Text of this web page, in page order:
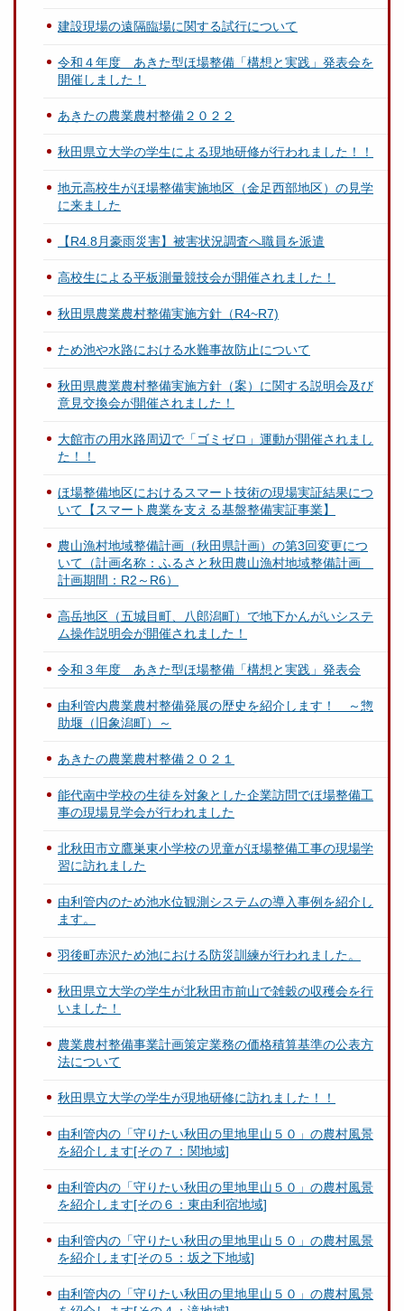
建設現場の遠隔臨場に関する試行について
令和４年度 あきた型ほ場整備「構想と実践」発表会を
開催しました！
あきたの農業農村整備２０２２
秋田県立大学の学生による現地研修が行われました！！
地元高校生がほ場整備実施地区（金足西部地区）の見学
に来ました
【R4.8月豪雨災害】被害状況調査へ職員を派遣
高校生による平板測量競技会が開催されました！
秋田県農業農村整備実施方針（R4~R7)
ため池や水路における水難事故防止について
秋田県農業農村整備実施方針（案）に関する説明会及び
意見交換会が開催されました！
大館市の用水路周辺で「ゴミゼロ」運動が開催されまし
た！！
ほ場整備地区におけるスマート技術の現場実証結果につ
いて【スマート農業を支える基盤整備実証事業】
農山漁村地域整備計画（秋田県計画）の第3回変更につ
いて（計画名称：ふるさと秋田農山漁村地域整備計画
計画期間：R2～R6）
高岳地区（五城目町、八郎潟町）で地下かんがいシステ
ム操作説明会が開催されました！
令和３年度 あきた型ほ場整備「構想と実践」発表会
由利管内農業農村整備発展の歴史を紹介します！ ～惣
助堰（旧象潟町）～
あきたの農業農村整備２０２１
能代南中学校の生徒を対象とした企業訪問でほ場整備工
事の現場見学会が行われました
北秋田市立鷹巣東小学校の児童がほ場整備工事の現場学
習に訪れました
由利管内のため池水位観測システムの導入事例を紹介し
ます。
羽後町赤沢ため池における防災訓練が行われました。
秋田県立大学の学生が北秋田市前山で雑穀の収穫会を行
いました！
農業農村整備事業計画策定業務の価格積算基準の公表方
法について
秋田県立大学の学生が現地研修に訪れました！！
由利管内の「守りたい秋田の里地里山５０」の農村風景
を紹介します[その７：関地域]
由利管内の「守りたい秋田の里地里山５０」の農村風景
を紹介します[その６：東由利宿地域]
由利管内の「守りたい秋田の里地里山５０」の農村風景
を紹介します[その５：坂之下地域]
由利管内の「守りたい秋田の里地里山５０」の農村風景